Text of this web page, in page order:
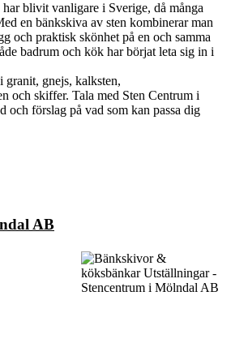
blivit vanligare i Sverige, då många
en bänkskiva av sten kombinerar man
och praktisk skönhet på en och samma
badrum och kök har börjat leta sig in i
gnejs, kalksten,
och skiffer. Tala med Sten Centrum i
och förslag på vad som kan passa dig
AB